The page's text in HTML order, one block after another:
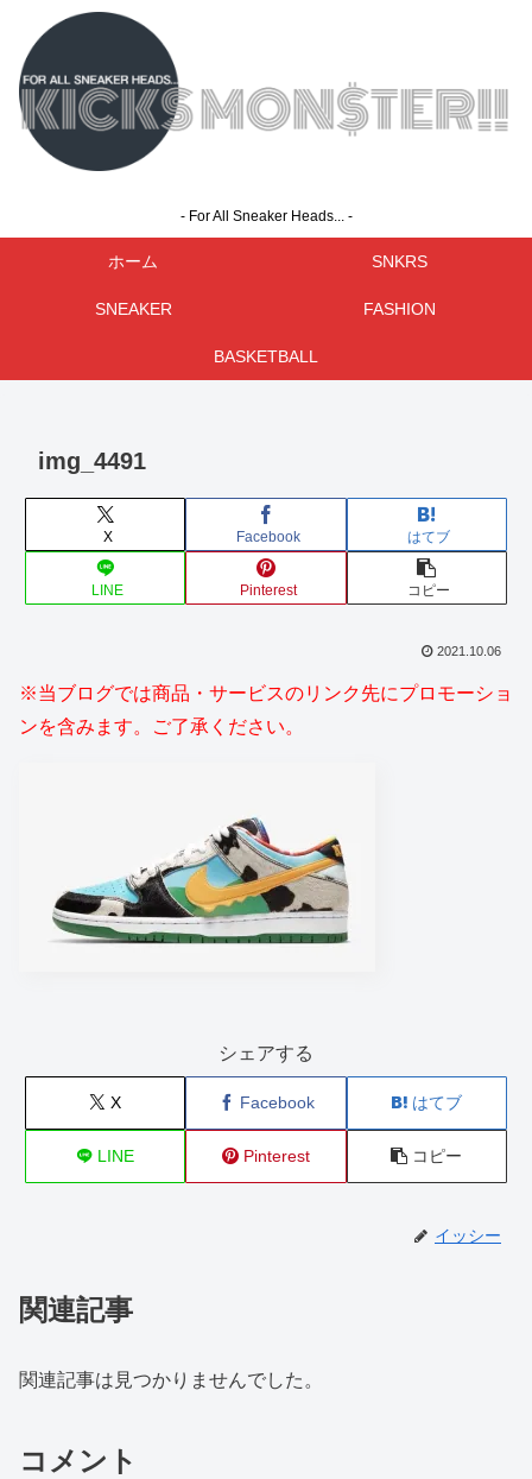
- For All Sneaker Heads... -
ホーム SNKRS
SNEAKER FASHION
BASKETBALL
img_4491
X Facebook はてブ
LINE Pinterest コピー
2021.10.06
※当ブログでは商品・サービスのリンク先にプロモーショ
ンを含みます。ご了承ください。
シェアする
X Facebook はてブ
LINE Pinterest コピー
イッシー
関連記事
関連記事は見つかりませんでした。
コメント